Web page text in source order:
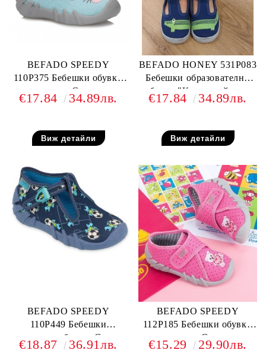
BEFADO SPEEDY
110P375 Бебешки обувки
от текстил, С котенце
€17.84 34.89лв.
Виж детайли
BEFADO HONEY 531P083
Бебешки образователни
обувки "Коя на кой крак
е?!"
€17.84 34.89лв.
Виж детайли
BEFADO SPEEDY
110P449 Бебешки
текстилни обувки, Сини с
футболни топки
€18.87 36.91лв.
BEFADO SPEEDY
112P185 Бебешки обувки
от текстил, С котенце
€15.29 29.90лв.